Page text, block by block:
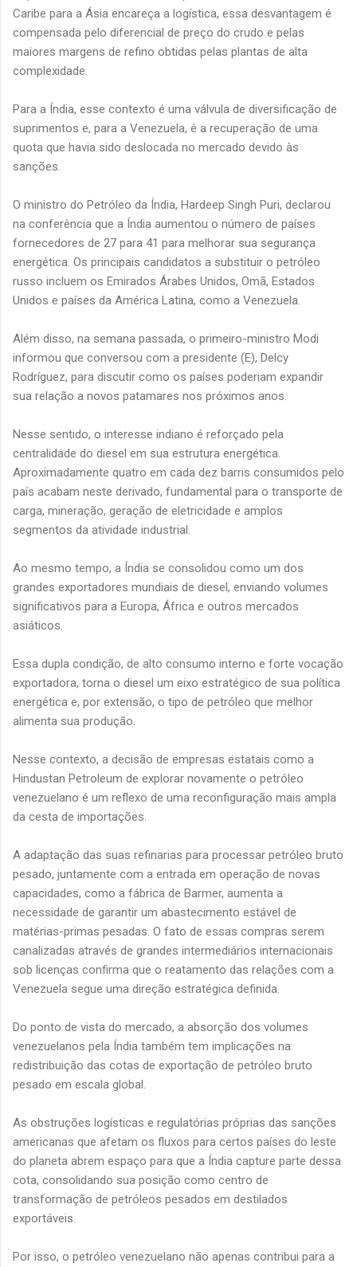
Caribe para a Ásia encareça a logística, essa desvantagem é
compensada pelo diferencial de preço do crudo e pelas
maiores margens de refino obtidas pelas plantas de alta
complexidade.
Para a Índia, esse contexto é uma válvula de diversificação de
suprimentos e, para a Venezuela, é a recuperação de uma
quota que havia sido deslocada no mercado devido às
sanções.
O ministro do Petróleo da Índia, Hardeep Singh Puri, declarou
na conferência que a Índia aumentou o número de países
fornecedores de 27 para 41 para melhorar sua segurança
energética. Os principais candidatos a substituir o petróleo
russo incluem os Emirados Árabes Unidos, Omã, Estados
Unidos e países da América Latina, como a Venezuela.
Além disso, na semana passada, o primeiro-ministro Modi
informou que conversou com a presidente (E), Delcy
Rodríguez, para discutir como os países poderiam expandir
sua relação a novos patamares nos próximos anos.
Nesse sentido, o interesse indiano é reforçado pela
centralidade do diesel em sua estrutura energética.
Aproximadamente quatro em cada dez barris consumidos pelo
país acabam neste derivado, fundamental para o transporte de
carga, mineração, geração de eletricidade e amplos
segmentos da atividade industrial.
Ao mesmo tempo, a Índia se consolidou como um dos
grandes exportadores mundiais de diesel, enviando volumes
significativos para a Europa, África e outros mercados
asiáticos.
Essa dupla condição, de alto consumo interno e forte vocação
exportadora, torna o diesel um eixo estratégico de sua política
energética e, por extensão, o tipo de petróleo que melhor
alimenta sua produção.
Nesse contexto, a decisão de empresas estatais como a
Hindustan Petroleum de explorar novamente o petróleo
venezuelano é um reflexo de uma reconfiguração mais ampla
da cesta de importações.
A adaptação das suas refinarias para processar petróleo bruto
pesado, juntamente com a entrada em operação de novas
capacidades, como a fábrica de Barmer, aumenta a
necessidade de garantir um abastecimento estável de
matérias-primas pesadas. O fato de essas compras serem
canalizadas através de grandes intermediários internacionais
sob licenças confirma que o reatamento das relações com a
Venezuela segue uma direção estratégica definida.
Do ponto de vista do mercado, a absorção dos volumes
venezuelanos pela Índia também tem implicações na
redistribuição das cotas de exportação de petróleo bruto
pesado em escala global.
As obstruções logísticas e regulatórias próprias das sanções
americanas que afetam os fluxos para certos países do leste
do planeta abrem espaço para que a Índia capture parte dessa
cota, consolidando sua posição como centro de
transformação de petróleos pesados em destilados
exportáveis.
Por isso, o petróleo venezuelano não apenas contribui para a